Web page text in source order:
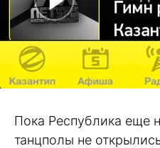
Пока Республика еще
танцполы не